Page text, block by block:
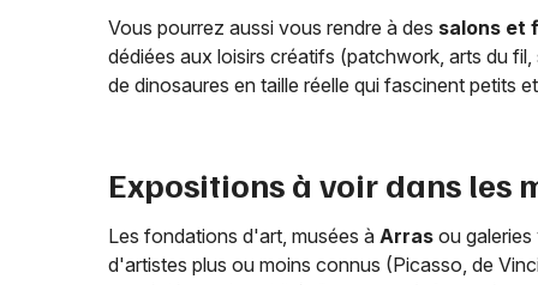
Vous pourrez aussi vous rendre à des salons et
dédiées aux loisirs créatifs (patchwork, arts du
de dinosaures en taille réelle qui fascinent petits
Expositions à voir dans les
Les fondations d'art, musées à Arras ou
d'artistes plus ou moins connus (Picasso, de